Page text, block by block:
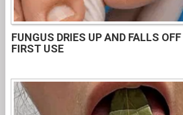
FUNGUS DRIES UP AND FALLS
FIRST USE